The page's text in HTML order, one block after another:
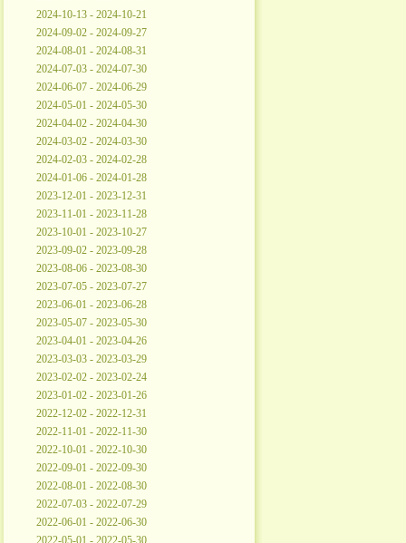
2024-10-13 - 2024-10-21
2024-09-02 - 2024-09-27
2024-08-01 - 2024-08-31
2024-07-03 - 2024-07-30
2024-06-07 - 2024-06-29
2024-05-01 - 2024-05-30
2024-04-02 - 2024-04-30
2024-03-02 - 2024-03-30
2024-02-03 - 2024-02-28
2024-01-06 - 2024-01-28
2023-12-01 - 2023-12-31
2023-11-01 - 2023-11-28
2023-10-01 - 2023-10-27
2023-09-02 - 2023-09-28
2023-08-06 - 2023-08-30
2023-07-05 - 2023-07-27
2023-06-01 - 2023-06-28
2023-05-07 - 2023-05-30
2023-04-01 - 2023-04-26
2023-03-03 - 2023-03-29
2023-02-02 - 2023-02-24
2023-01-02 - 2023-01-26
2022-12-02 - 2022-12-31
2022-11-01 - 2022-11-30
2022-10-01 - 2022-10-30
2022-09-01 - 2022-09-30
2022-08-01 - 2022-08-30
2022-07-03 - 2022-07-29
2022-06-01 - 2022-06-30
2022-05-01 - 2022-05-30